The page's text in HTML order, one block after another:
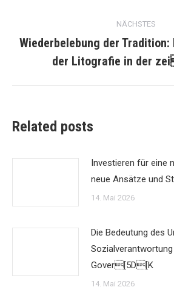
NÄCHSTES
Beitrag:
Wiederbelebung der
der Litografie in der
Related posts
Investieren für eine
neue Ansätze und
14. Mai 2026
Die Bedeutung des
Gover[5D[K
14. Mai 2026